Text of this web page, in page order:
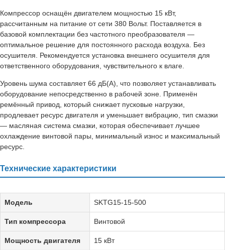
Компрессор оснащён двигателем мощностью 15 кВт,
рассчитанным на питание от сети 380 Вольт. Поставляется в
базовой комплектации без частотного преобразователя —
оптимальное решение для постоянного расхода воздуха. Без
осушителя. Рекомендуется установка внешнего осушителя для
ответственного оборудования, чувствительного к влаге.
Уровень шума составляет 66 дБ(А), что позволяет устанавливать
оборудование непосредственно в рабочей зоне. Применён
ремённый привод, который снижает пусковые нагрузки,
продлевает ресурс двигателя и уменьшает вибрацию, тип смазки
— масляная система смазки, которая обеспечивает лучшее
охлаждение винтовой пары, минимальный износ и максимальный
ресурс.
Технические характеристики
Модель SKTG15-15-500
Тип компрессора Винтовой
Мощность двигателя 15 кВт